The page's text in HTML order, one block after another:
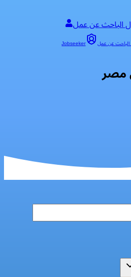
الباحث عن عمل
عن عمل Jobseeker
مصر